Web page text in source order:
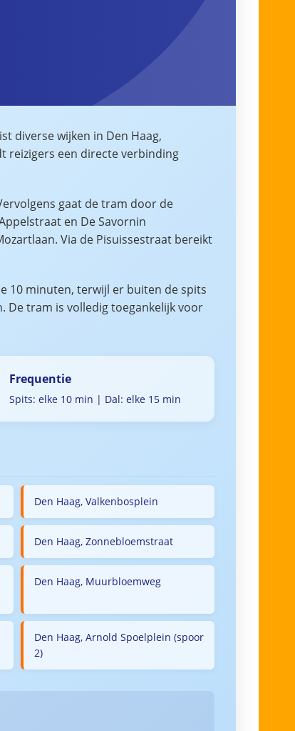
diverse wijken in Den Haag,
reizigers een directe verbinding
gaat de tram door de
en De Savornin
Via de Pisuissestraat bereikt
10 minuten, terwijl er buiten de spits
De tram is volledig toegankelijk voor
Frequentie
Spits: elke 10 min | Dal: elke 15 min
Den Haag, Valkenbosplein
Den Haag, Zonnebloemstraat
Den Haag, Muurbloemweg
Den Haag, Arnold Spoelplein (spoor
2)